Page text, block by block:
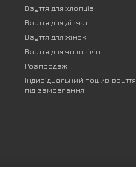
Взуття для хлопців
Взуття для дівчат
Взуття для жінок
Взуття для чоловіків
Розпродаж
Індивідуальний пошив взуття
під замовлення